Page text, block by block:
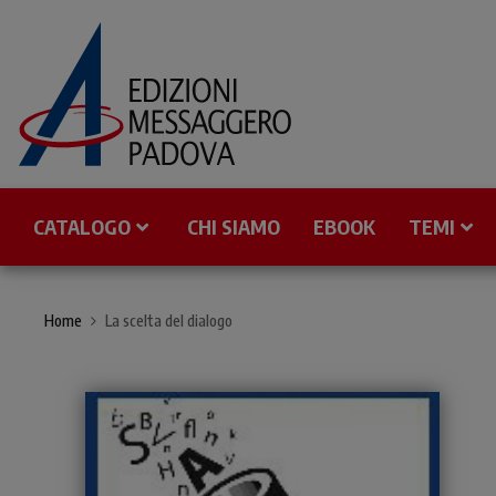
CATALOGO CHI SIAMO EBOOK TEMI
Home La scelta del dialogo